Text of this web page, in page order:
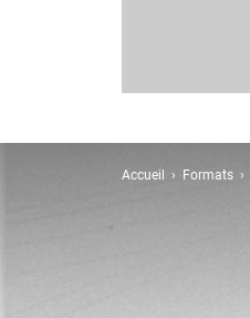
Accueil Formats